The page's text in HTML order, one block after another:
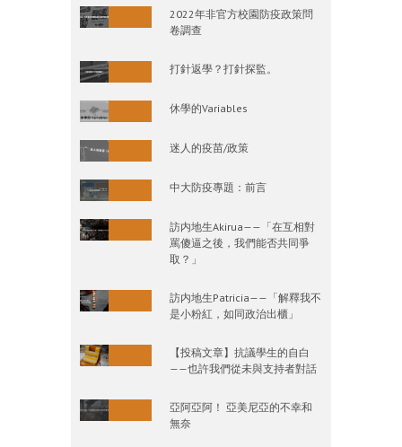
2022年非官方校園防疫政策問
卷調查
打針返學？打針探監。
休學的Variables
迷人的疫苗/政策
中大防疫專題：前言
訪内地生Akirua——「在互相對
罵傻逼之後，我們能否共同爭
取？」
訪内地生Patricia——「解釋我不
是小粉紅，如同政治出櫃」
【投稿文章】抗議學生的自白
——也許我們從未與支持者對話
亞阿亞阿！ 亞美尼亞的不幸和
無奈